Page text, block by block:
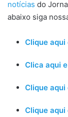
notícias do
abaixo siga
Clique aqui
Clica aqui
Clique aqui
Clique